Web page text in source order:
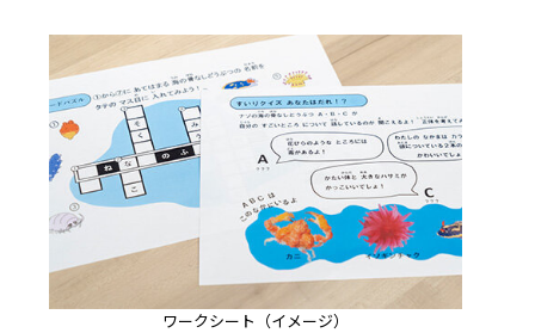
ワークシート（イメージ）